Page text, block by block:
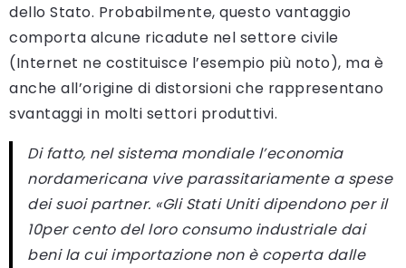
dello Stato. Probabilmente, questo vantaggio
comporta alcune ricadute nel settore civile
(Internet ne costituisce l’esempio più noto), ma è
anche all’origine di distorsioni che rappresentano
svantaggi in molti settori produttivi.
Di fatto, nel sistema mondiale l’economia
nordamericana vive parassitariamente a spese
dei suoi partner. «Gli Stati Uniti dipendono per il
10per cento del loro consumo industriale dai
beni la cui importazione non è coperta dalle